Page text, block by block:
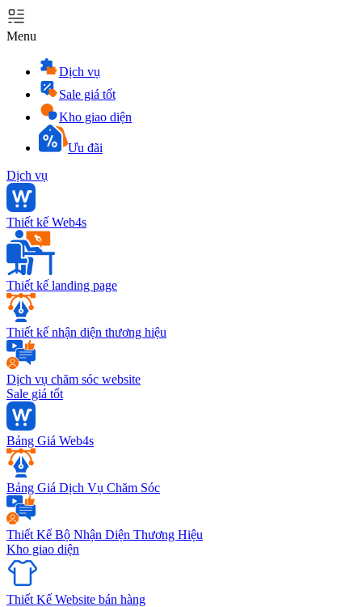
Menu
Dịch vụ
Sale giá tốt
Kho giao diện
Ưu đãi
Dịch vụ
Thiết kế Web4s
Thiết kế landing page
Thiết kế nhận diện thương hiệu
Dịch vụ chăm sóc website
Sale giá tốt
Bảng Giá Web4s
Bảng Giá Dịch Vụ Chăm Sóc
Thiết Kế Bộ Nhận Diện Thương Hiệu
Kho giao diện
Thiết Kế Website bán hàng